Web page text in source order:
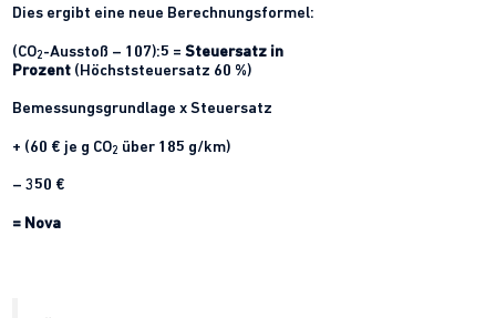
Dies ergibt eine neue Berechnungsformel:
(CO2-Ausstoß – 107):5 =Steuersatz in
Prozent (Höchststeuersatz 60 %)
Bemessungsgrundlage x Steuersatz
+ (60 € je g CO2 über 185 g/km)
– 350 €
= Nova